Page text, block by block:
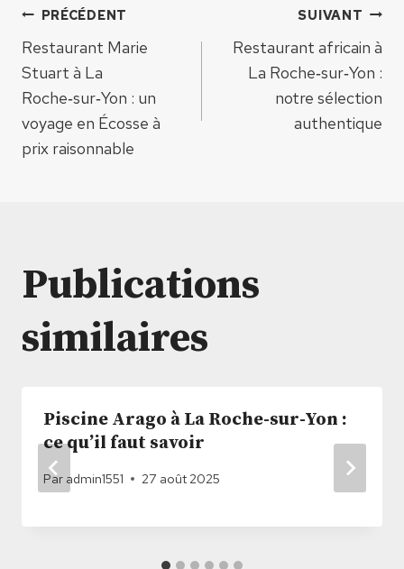
Navigation
de
l’article
PRÉCÉDENT
Restaurant Marie
Stuart à La
Roche‑sur‑Yon : un
voyage en Écosse à
prix raisonnable
SUIVANT
Restaurant africain à
La Roche‑sur‑Yon :
notre sélection
authentique
Publications
similaires
Piscine Arago à La Roche-sur-Yon :
ce qu’il faut savoir
Par admin1551 27 août 2025